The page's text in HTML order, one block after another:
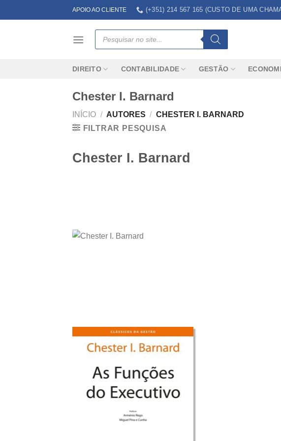
to
APOIO AO CLIENTE (+351) 214 567 165 (CUSTO DE UMA
Products
search
DIREITO CONTABILIDADE GESTÃO
Chester I. Barnard
INÍCIO / AUTORES / CHESTER I. BARNARD
FILTRAR PESQUISA
Chester I. Barnard